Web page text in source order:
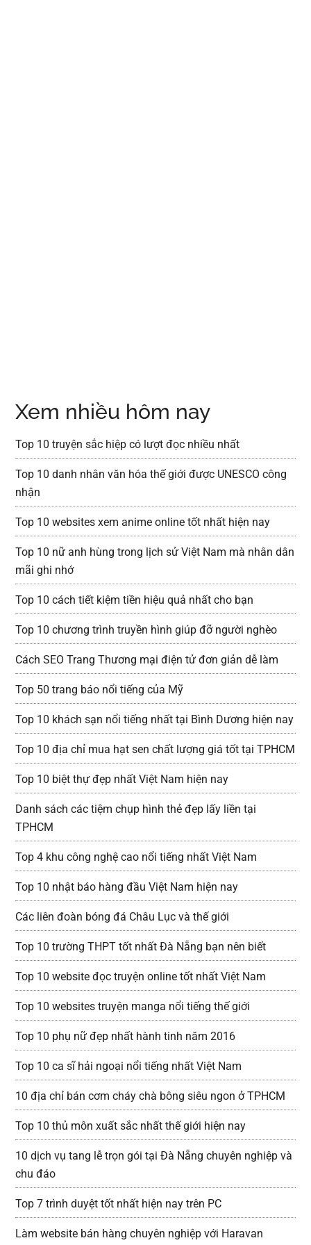
Xem nhiều hôm nay
Top 10 truyện sắc hiệp có lượt đọc nhiều nhất
Top 10 danh nhân văn hóa thế giới được UNESCO công
nhận
Top 10 websites xem anime online tốt nhất hiện nay
Top 10 nữ anh hùng trong lịch sử Việt Nam mà nhân dân
mãi ghi nhớ
Top 10 cách tiết kiệm tiền hiệu quả nhất cho bạn
Top 10 chương trình truyền hình giúp đỡ người nghèo
Cách SEO Trang Thương mại điện tử đơn giản dễ làm
Top 50 trang báo nổi tiếng của Mỹ
Top 10 khách sạn nổi tiếng nhất tại Bình Dương hiện nay
Top 10 địa chỉ mua hạt sen chất lượng giá tốt tại TPHCM
Top 10 biệt thự đẹp nhất Việt Nam hiện nay
Danh sách các tiệm chụp hình thẻ đẹp lấy liền tại
TPHCM
Top 4 khu công nghệ cao nổi tiếng nhất Việt Nam
Top 10 nhật báo hàng đầu Việt Nam hiện nay
Các liên đoàn bóng đá Châu Lục và thế giới
Top 10 trường THPT tốt nhất Đà Nẵng bạn nên biết
Top 10 website đọc truyện online tốt nhất Việt Nam
Top 10 websites truyện manga nổi tiếng thế giới
Top 10 phụ nữ đẹp nhất hành tinh năm 2016
Top 10 ca sĩ hải ngoại nổi tiếng nhất Việt Nam
10 địa chỉ bán cơm cháy chà bông siêu ngon ở TPHCM
Top 10 thủ môn xuất sắc nhất thế giới hiện nay
10 dịch vụ tang lễ trọn gói tại Đà Nẵng chuyên nghiệp và
chu đáo
Top 7 trình duyệt tốt nhất hiện nay trên PC
Làm website bán hàng chuyên nghiệp với Haravan